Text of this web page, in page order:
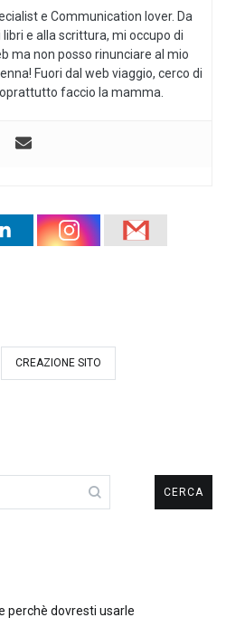
e Communication lover. Da
e alla scrittura, mi occupo di
ma non posso rinunciare al mio
Fuori dal web viaggio, cerco di
faccio la mamma.
CREAZIONE SITO
perchè dovresti usarle